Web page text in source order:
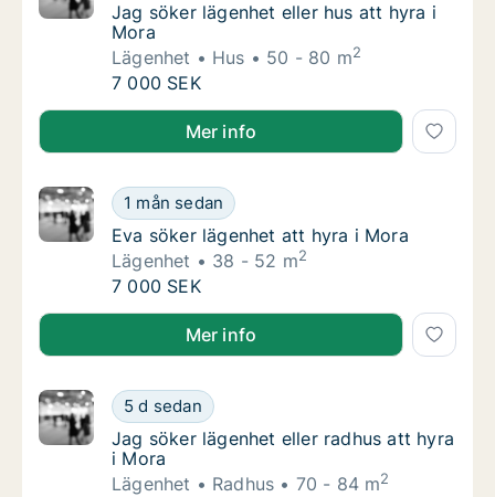
Jag söker lägenhet eller hus att hyra i Mora
Jag söker lägenhet eller hus att hyra i
Mora
Lägenhet
Hus 50 - 80 m2
Jag söker lägenhet eller hus att hyra i Mora
7 000 SEK
Jag söker lägenhet eller hus att hyra i Mora
Mer info
Eva söker lägenhet att hyra i Mora
1 mån sedan
Eva söker lägenhet att hyra i Mora
Eva söker lägenhet att hyra i Mora
Lägenhet
38 - 52 m2
Eva söker lägenhet att hyra i Mora
7 000 SEK
Eva söker lägenhet att hyra i Mora
Mer info
Jag söker lägenhet eller radhus att hyra i
5 d sedan
Jag söker lägenhet eller radhus att hyra i
Jag söker lägenhet eller radhus att hyra
i Mora
Lägenhet
Radhus 70 - 84 m2